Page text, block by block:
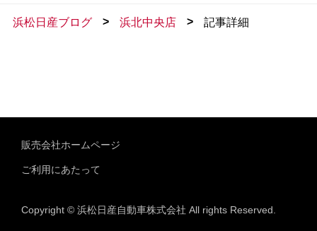
浜松日産ブログ > 浜北中央店 > 記事詳細
販売会社ホームページ
ご利用にあたって
Copyright © 浜松日産自動車株式会社 All rights Reserved.